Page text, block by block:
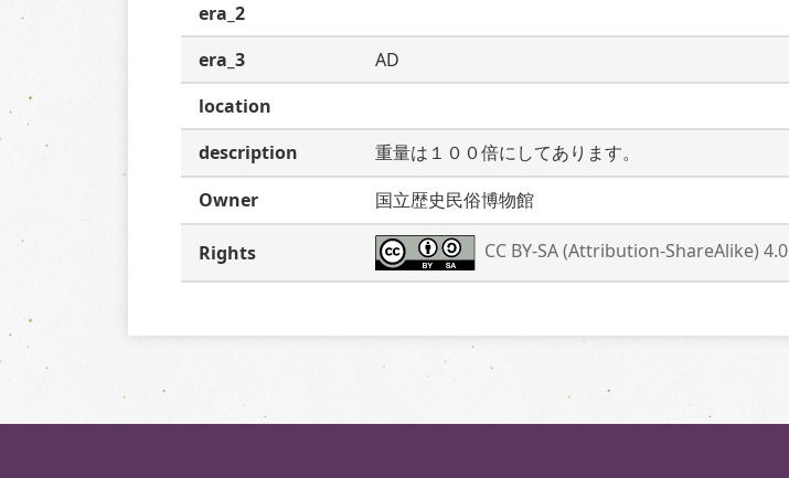
era_2
era_3
AD
location
description
重量は１００倍にしてあります。
Owner
国立歴史民俗博物館
Rights CC BY-SA (Attribution-ShareAlike) 4.0